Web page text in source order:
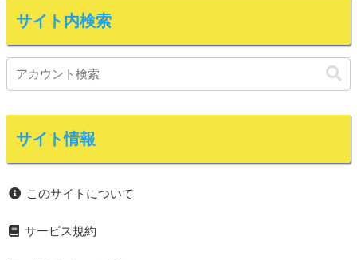
サイト内検索
サイト情報
このサイトについて
サービス規約